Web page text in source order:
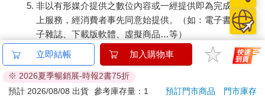
非以有形媒介提供之數位內容或一經提供即為完成之線
上服務，經消費者事先同意始提供。（如：電子書、電
子雜誌、下載版軟體、虛擬商品…等）
已拆封之個人衛生用品。（如：內衣褲、刮鬍刀、除毛
若非上列種類商品，均享有到貨7天的猶豫期（含例假
日）。
立即結帳 加入購物車
※ 2026夏季暢銷展-時報2書75折
預計 2026/08/08 出貨 參考庫存量：1 預訂門市商品
門市庫存